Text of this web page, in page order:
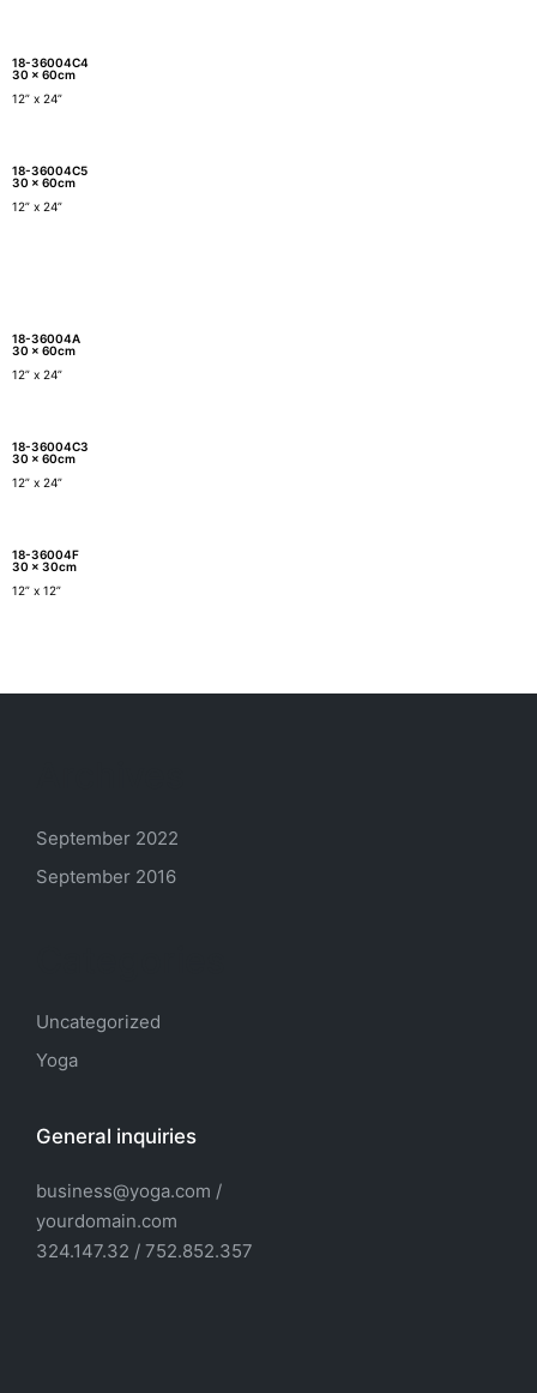
18-36004C4
30 x 60cm
12” x 24”
18-36004C5
30 x 60cm
12” x 24”
18-36004A
30 x 60cm
12” x 24”
18-36004C3
30 x 60cm
12” x 24”
18-36004F
30 x 30cm
12” x 12”
September 2022
September 2016
Uncategorized
Yoga
General inquiries
business@yoga.com /
yourdomain.com
324.147.32 / 752.852.357